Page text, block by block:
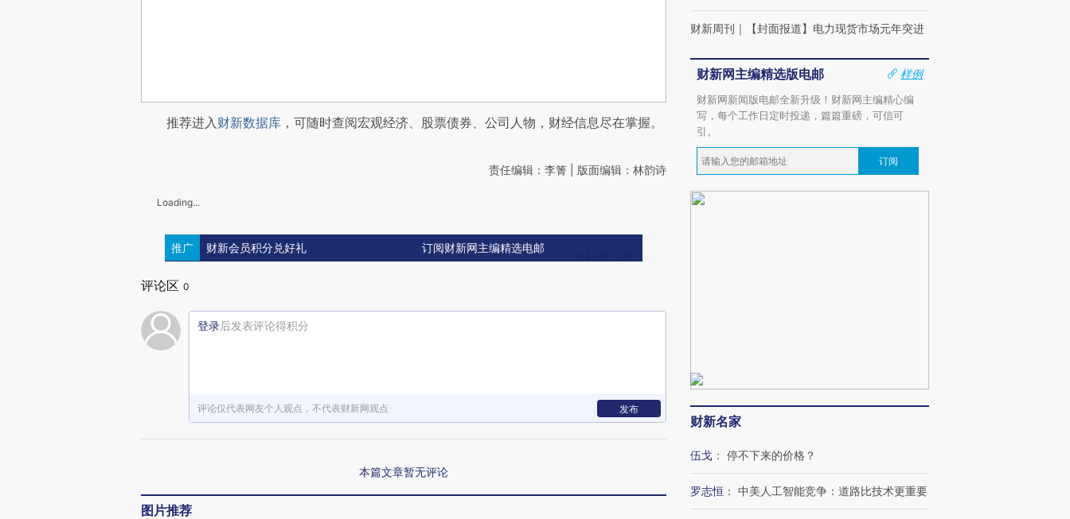
推荐进入财新数据库 ，可随时查阅宏观经济、股票债券、公司人物，财经信息尽在掌握。
责任编辑：李箐 | 版面编辑：林韵诗
Loading...
推广 财新会员积分兑好礼 订阅财新网主编精选电邮
评论区 0
登录后发表评论得积分
评论仅代表网友个人观点，不代表财新网观点 发布
本篇文章暂无评论
图片推荐
财新周刊 ｜ 【封面报道】电力现货市场元年突进
财新网主编精选版电邮
样例
财新网新闻版电邮全新升级！财新网主编精心编
写，每个工作日定时投递，篇篇重磅，可信可
引。
订阅
财新名家
伍戈 ： 停不下来的价格？
罗志恒 ： 中美人工智能竞争：道路比技术更重要